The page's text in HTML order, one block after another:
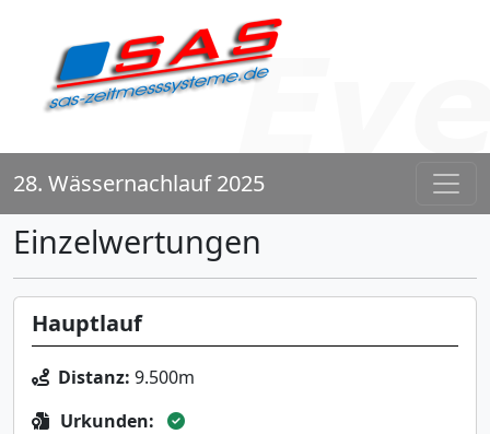
28. Wässernachlauf 2025
Einzelwertungen
Hauptlauf
Distanz: 9.500m
Urkunden: